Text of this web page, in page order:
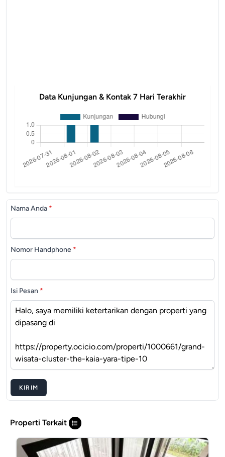
Data Kunjungan & Kontak 7 Hari Terakhir
Nama Anda *
Nomor Handphone *
Isi Pesan *
KIRIM
Properti Terkait